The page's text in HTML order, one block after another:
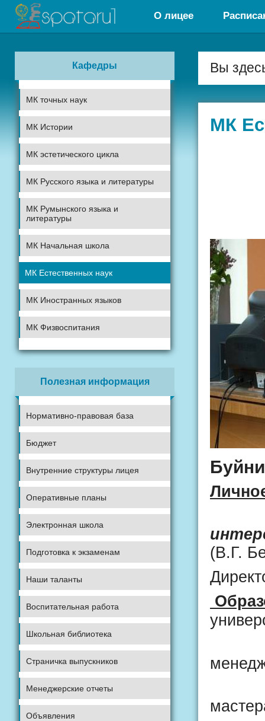
О лицее
Кафедры
МК точных наук
МК Истории
МК эстетического цикла
МК Русского языка и литературы
МК Румынского языка и
литературы
МК Начальная школа
МК Естественных наук
МК Иностранных языков
МК Физвоспитания
Полезная информация
Нормативно-правовая база
Бюджет
Внутренние структуры лицея
Оперативные планы
Электронная школа
Подготовка к экзаменам
Наши таланты
Воспитательная работа
Школьная библиотека
Страничка выпускников
Менеджерские отчеты
Объявления
Вы
МК
(В.Г.